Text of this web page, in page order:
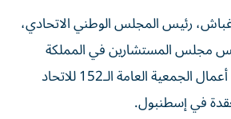
رئيس المجلس الوطني الاتحادي،
مجلس المستشارين في المملكة
المغربية، على هامش أعمال الجمعية العامة الـ152 للاتحاد
في إسطنبول.